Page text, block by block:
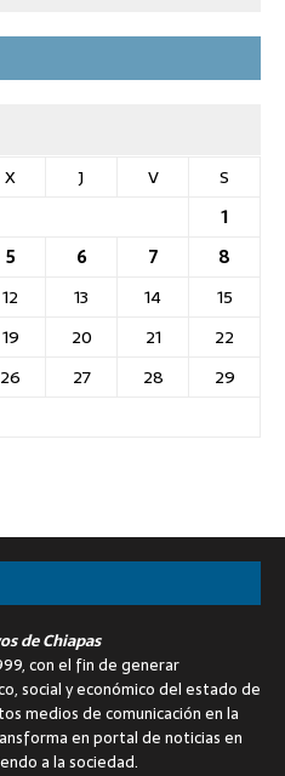
X J V
S
1
5 6 7
8
12 13 14
15
19 20 21
22
26 27 28
29
de Chiapas
con el fin de generar
social y económico del estado de
medios de comunicación en la
en portal de noticias en
a la sociedad.